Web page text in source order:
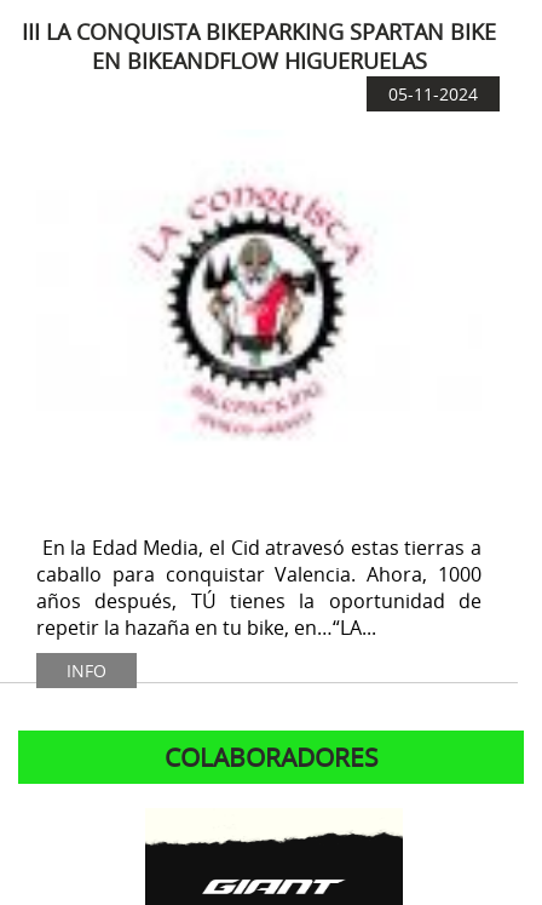
III LA CONQUISTA BIKEPARKING SPARTAN BIKE
EN BIKEANDFLOW HIGUERUELAS
05-11-2024
En la Edad Media, el Cid atravesó estas tierras a
caballo para conquistar Valencia. Ahora, 1000
años después, TÚ tienes la oportunidad de
repetir la hazaña en tu bike, en…“LA...
INFO
COLABORADORES